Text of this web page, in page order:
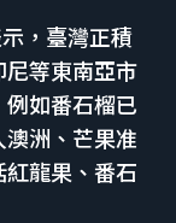
，臺灣正積
等東南亞市
如番石榴已
洲、芒果准
龍果、番石